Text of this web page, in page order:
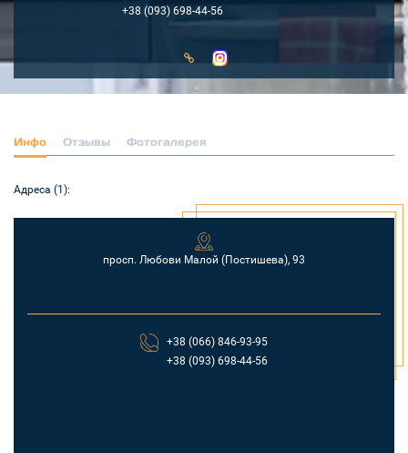
+38 (093) 698-44-56
Инфо Отзывы Фотогалерея
Адреса (1):
просп. Любови Малой (Постишева), 93
+38 (066) 846-93-95
+38 (093) 698-44-56